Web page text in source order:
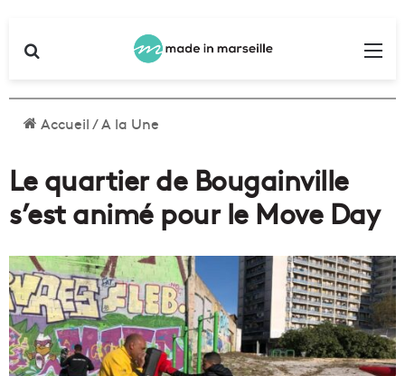
Accueil/A la Une
Le quartier de Bougainville
s’est animé pour le Move Day